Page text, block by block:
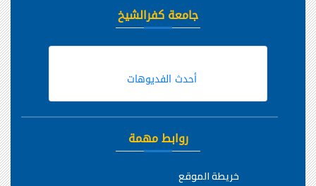
جامعة كفرالشيخ
أحدث الفديوهات
روابط مهمة
خريطة الموقع